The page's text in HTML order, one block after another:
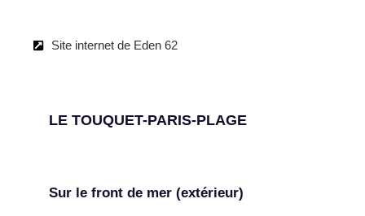
Site internet de Eden 62
LE TOUQUET-PARIS-PLAGE
Sur le front de mer (extérieur)